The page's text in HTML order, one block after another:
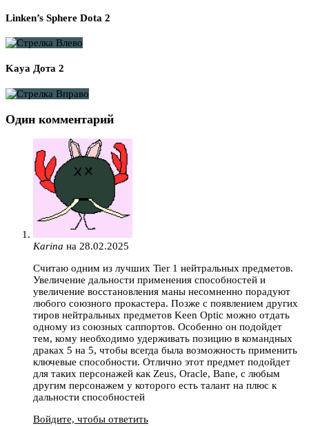
Linken’s Sphere Dota 2
Kaya Дота 2
Один комментарий
Karina на 28.02.2025
Считаю одним из лучших Tier 1 нейтральных предметов.
Увеличение дальности применения способностей и
увеличение восстановления маны несомненно порадуют
любого союзного прокастера. Позже с появлением других
тиров нейтральных предметов Keen Optic можно отдать
одному из союзных саппортов. Особенно он подойдет
тем, кому необходимо удерживать позицию в командных
драках 5 на 5, чтобы всегда была возможность применить
ключевые способности. Отлично этот предмет подойдет
для таких персонажей как Zeus, Oracle, Bane, с любым
другим персонажем у которого есть талант на плюс к
дальности способностей
Войдите, чтобы ответить